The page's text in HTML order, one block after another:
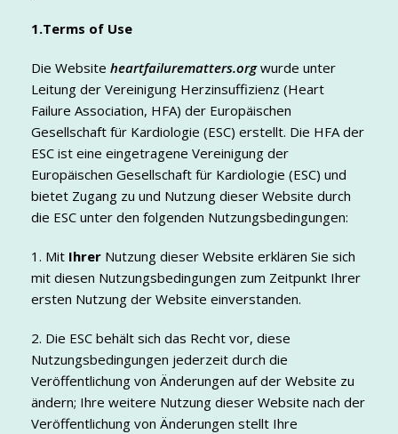
1.Terms of Use
Die Website heartfailurematters.orgwurde unter
Leitung der Vereinigung Herzinsuffizienz (Heart
Failure Association, HFA) der Europäischen
Gesellschaft für Kardiologie (ESC) erstellt. Die HFA der
ESC ist eine eingetragene Vereinigung der
Europäischen Gesellschaft für Kardiologie (ESC) und
bietet Zugang zu und Nutzung dieser Website durch
die ESC unter den folgenden Nutzungsbedingungen:
1. Mit Ihrer Nutzung dieser Website erklären Sie sich
mit diesen Nutzungsbedingungen zum Zeitpunkt Ihrer
ersten Nutzung der Website einverstanden.
2. Die ESC behält sich das Recht vor, diese
Nutzungsbedingungen jederzeit durch die
Veröffentlichung von Änderungen auf der Website zu
ändern; Ihre weitere Nutzung dieser Website nach der
Veröffentlichung von Änderungen stellt Ihre